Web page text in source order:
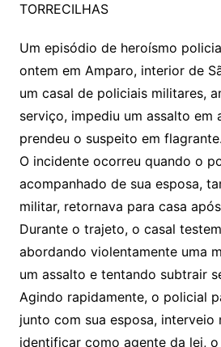
TORRECILHAS
Um episódio de heroísmo
ontem em Amparo, interior de
um casal de policiais militares,
serviço, impediu um assalto em
prendeu o suspeito em flagrante.
O incidente ocorreu quando o
acompanhado de sua esposa,
militar, retornava para casa
Durante o trajeto, o casal
abordando violentamente uma
um assalto e tentando subtrair
Agindo rapidamente, o policial
junto com sua esposa, interveio
identificar como agente da lei,